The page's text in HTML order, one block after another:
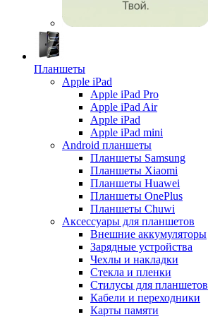
Планшеты
Apple iPad
Apple iPad Pro
Apple iPad Air
Apple iPad
Apple iPad mini
Android планшеты
Планшеты Samsung
Планшеты Xiaomi
Планшеты Huawei
Планшеты OnePlus
Планшеты Chuwi
Аксессуары для планшетов
Внешние аккумуляторы
Зарядные устройства
Чехлы и накладки
Стекла и пленки
Стилусы для планшетов
Кабели и переходники
Карты памяти